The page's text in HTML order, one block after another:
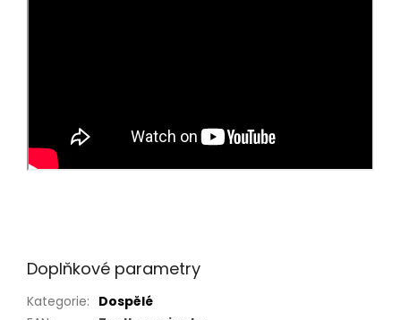
Doplňkové parametry
Kategorie: Dospělé